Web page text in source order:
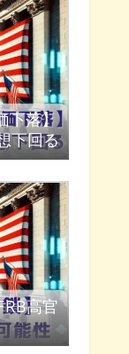
下落】
下回る
高官